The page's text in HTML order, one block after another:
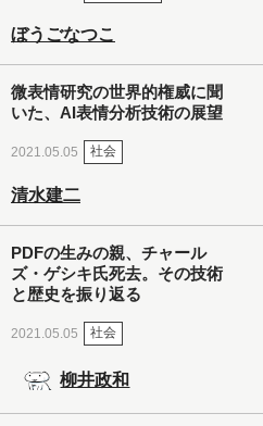
ぼうごなつこ
微表情研究の世界的権威に聞
いた、AI表情分析技術の展望
2021.05.05 社会
清水建二
PDFの生みの親、チャール
ズ・ゲシキ氏死去。その技術
と歴史を振り返る
2021.05.05 社会
柳井政和